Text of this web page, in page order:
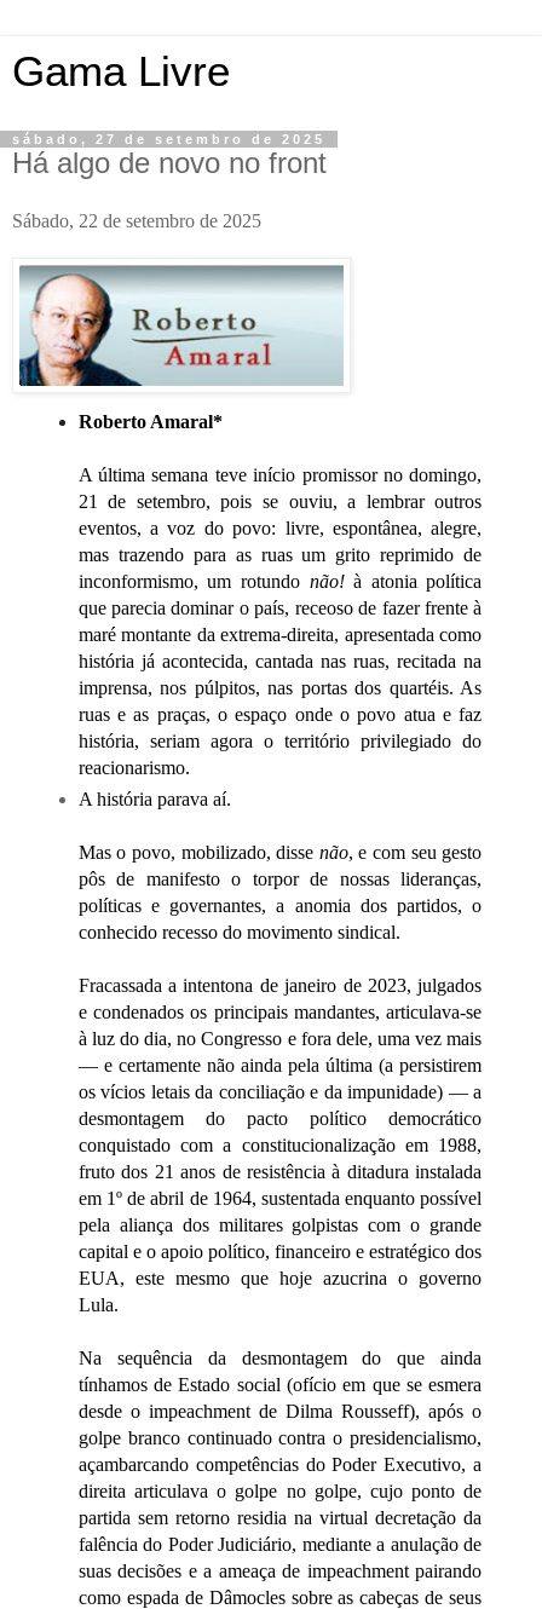
Gama Livre
sábado, 27 de setembro de 2025
Há algo de novo no front
Sábado, 22 de setembro de 2025
Roberto Amaral*
A última semana teve início promissor no domingo,
21 de setembro, pois se ouviu, a lembrar outros
eventos, a voz do povo: livre, espontânea, alegre,
mas trazendo para as ruas um grito reprimido de
inconformismo, um rotundo não!à atonia política
que parecia dominar o país, receoso de fazer frente à
maré montante da extrema-direita, apresentada como
história já acontecida, cantada nas ruas, recitada na
imprensa, nos púlpitos, nas portas dos quartéis. As
ruas e as praças, o espaço onde o povo atua e faz
história, seriam agora o território privilegiado do
reacionarismo.
A história parava aí.
Mas o povo, mobilizado, disse não, e com seu gesto
pôs de manifesto o torpor de nossas lideranças,
políticas e governantes, a anomia dos partidos, o
conhecido recesso do movimento sindical.
Fracassada a intentona de janeiro de 2023, julgados
e condenados os principais mandantes, articulava-se
à luz do dia, no Congresso e fora dele, uma vez mais
— e certamente não ainda pela última (a persistirem
os vícios letais da conciliação e da impunidade) — a
desmontagem do pacto político democrático
conquistado com a constitucionalização em 1988,
fruto dos 21 anos de resistência à ditadura instalada
em 1º de abril de 1964, sustentada enquanto possível
pela aliança dos militares golpistas com o grande
capital e o apoio político, financeiro e estratégico dos
EUA, este mesmo que hoje azucrina o governo
Lula.
Na sequência da desmontagem do que ainda
tínhamos de Estado social (ofício em que se esmera
desde o impeachment de Dilma Rousseff), após o
golpe branco continuado contra o presidencialismo,
açambarcando competências do Poder Executivo, a
direita articulava o golpe no golpe, cujo ponto de
partida sem retorno residia na virtual decretação da
falência do Poder Judiciário, mediante a anulação de
suas decisões e a ameaça de impeachment pairando
como espada de Dâmocles sobre as cabeças de seus